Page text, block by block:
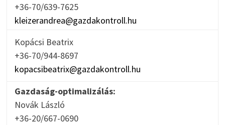
+36-70/639-7625
kleizerandrea@gazdakontroll.hu
Kopácsi Beatrix
+36-70/944-8697
kopacsibeatrix@gazdakontroll.hu
Gazdaság-optimalizálás:
Novák László
+36-20/667-0690